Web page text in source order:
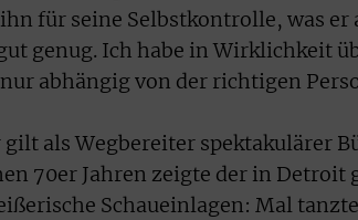
für seine Selbstkontrolle, was
genug. Ich habe in Wirklichkeit
abhängig von der richtigen
gilt als Wegbereiter spektakulärer
70er Jahren zeigte der in Detroit
Schaueinlagen: Mal